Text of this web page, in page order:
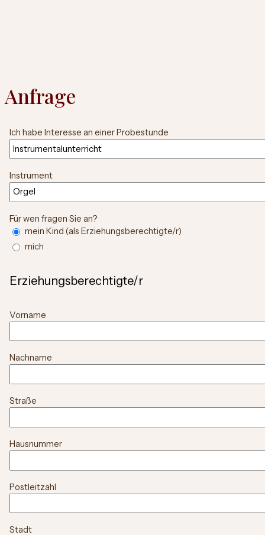
Anfrage
Ich habe Interesse an einer Probestunde
Instrument
Für wen fragen Sie an?
mein Kind (als Erziehungsberechtigte/r)
mich
Erziehungsberechtigte/r
Vorname
Nachname
Straße
Hausnummer
Postleitzahl
Stadt